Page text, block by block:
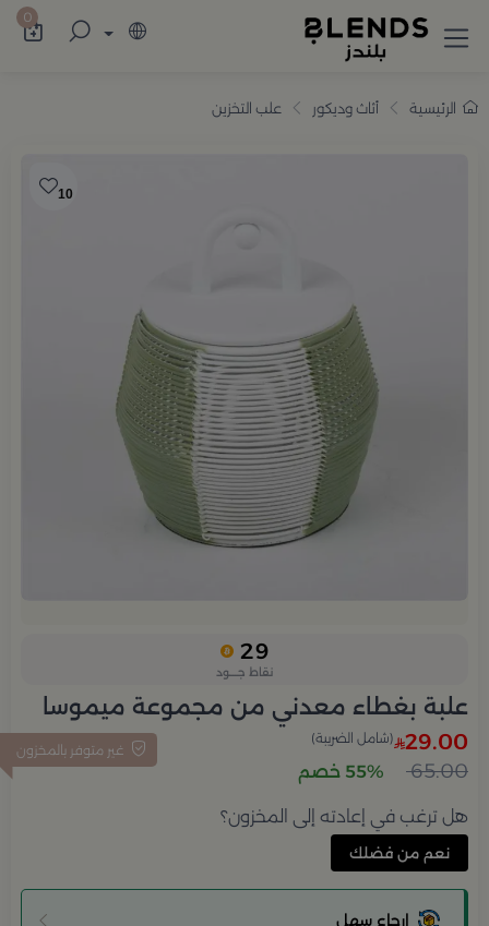
تسوّق من بلندز تشكيلة تضم ترامس القهوة 0
الرئيسية أثاث وديكور علب التخزين
10
29
نقاط جــــود
علبة بغطاء معدني من مجموعة ميموسا
غير متوفر بالمخزون 29.00 (شامل الضريبة)
65.00 55% خصم
هل ترغب في إعادته إلى المخزون؟
نعم من فضلك
إرجاع سهل